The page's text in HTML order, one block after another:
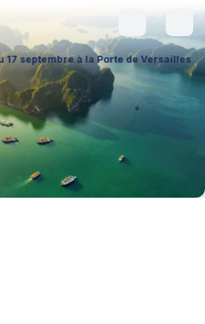
Porte de Versailles (Hall 1 –